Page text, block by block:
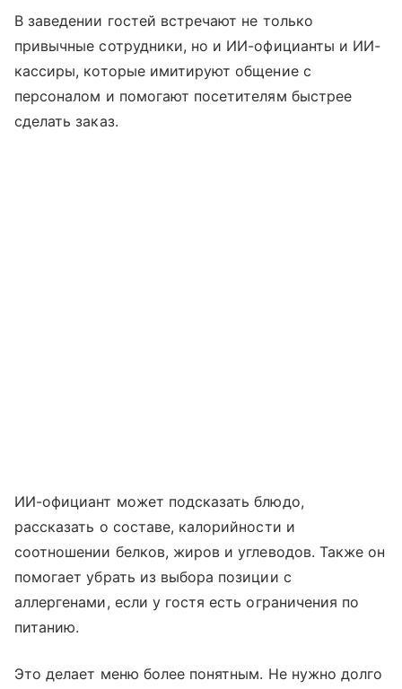
В заведении гостей встречают не только
привычные сотрудники, но и ИИ-официанты и ИИ-
кассиры, которые имитируют общение с
персоналом и помогают посетителям быстрее
сделать заказ.
ИИ-официант может подсказать блюдо,
рассказать о составе, калорийности и
соотношении белков, жиров и углеводов. Также он
помогает убрать из выбора позиции с
аллергенами, если у гостя есть ограничения по
питанию.
Это делает меню более понятным. Не нужно долго